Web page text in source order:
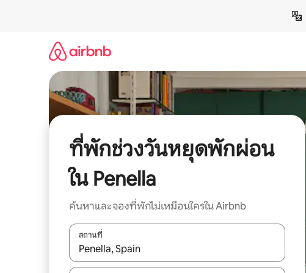
ที่พักช่วงวันหยุดพักผ่อน
ใน Penella
ค้นหาและจองที่พักไม่เหมือนใครใน Airbnb
สถานที่
ใช้ลูกศรขึ้นลง หรือใช้การสัมผัสหรือปัด เพื่อสำรวจผลการค้นหา